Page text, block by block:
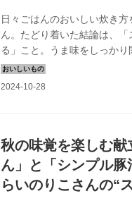
日々ごはんのおいしい炊き
ん。たどり着いた結論は、
る」こと。うま味をしっかり
すめです。本記事では、『ス
味覚たっぷりのきのことじゃ
秋の味覚を楽しむ
ん」と「シンプル
らいのりこさんの“